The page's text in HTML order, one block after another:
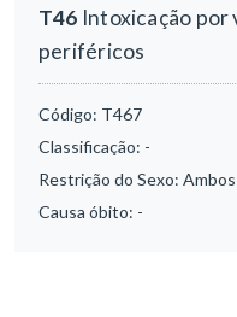
T46 Intoxicação por
periféricos
Código: T467
Classificação: -
Restrição do Sexo: Ambos
Causa óbito: -